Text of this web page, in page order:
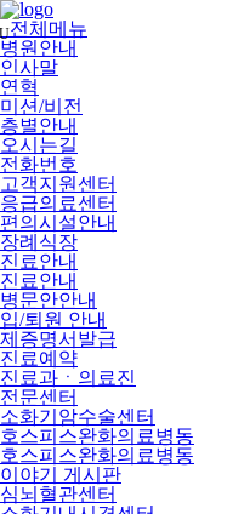
메
뉴
건
너
뛰
기
전체메뉴
병원안내
인사말
연혁
미션/비전
층별안내
오시는길
전화번호
고객지원센터
응급의료센터
편의시설안내
장례식장
진료안내
진료안내
병문안안내
입/퇴원 안내
제증명서발급
진료예약
진료과ㆍ의료진
전문센터
소화기암수술센터
호스피스완화의료병동
호스피스완화의료병동
이야기 게시판
심뇌혈관센터